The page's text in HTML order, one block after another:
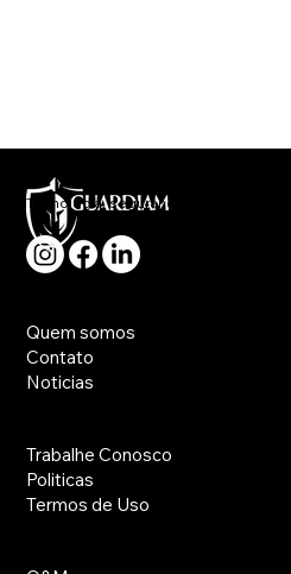
Trabalhe Conosco
Politicas
Termos de Uso
Quem somos
Contato
Noticias
Tecnologia, segurança e rapidez no